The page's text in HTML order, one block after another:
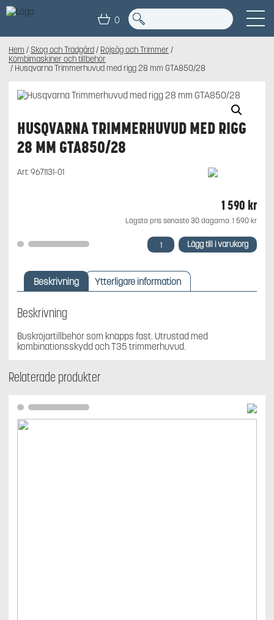
0
Hem / Skog och Trädgård/ Röjsåg och Trimmer /
Kombimaskiner och tillbehör
/ Husqvarna Trimmerhuvud med rigg 28 mm GTA850/28
HUSQVARNA TRIMMERHUVUD MED RIGG
28 MM GTA850/28
Art:9671131-01
1 590 kr
Lägsta pris senaste 30 dagarna: 1 590 kr
Husqvarna
Trimmerhuvud
rigg
28
Lägg till i varukorg
Beskrivning Ytterligare information
Beskrivning
Buskröjartillbehör som knäpps fast. Utrustad med
kombinationsskydd och T35 trimmerhuvud.
Relaterade produkter